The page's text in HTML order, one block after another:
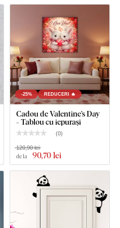
laserdin placă deHDF -
mare, care se obține
a rășinii sub presiune.
3 mm),
stabil ca formă și cu
putem tăia șidetalii
cu lac semi-mat, care
obișnuite
3 mm
umbrire delicată, astfel încât pe
-25% REDUCERI 🔥
Cadou de Valentine’s Day
- Tablou cu iepurași
(0)
de la 90,70 lei
120,90 lei